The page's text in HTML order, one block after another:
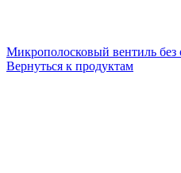
Микрополосковый вентиль
Вернуться к продуктам